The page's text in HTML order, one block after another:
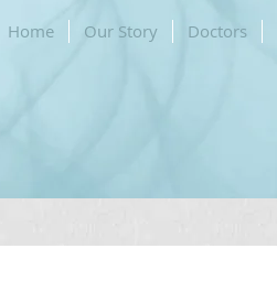
Home Our Story Doctors